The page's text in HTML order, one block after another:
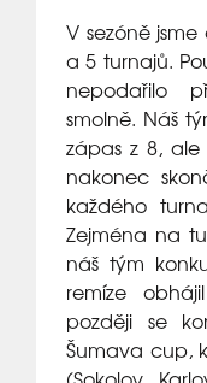
V sezóně
a 5 turnajů.
nepodařilo
smolně. Náš
zápas z 8,
nakonec
každého
Zejména na
náš tým
remíze
později se
Šumava cup,